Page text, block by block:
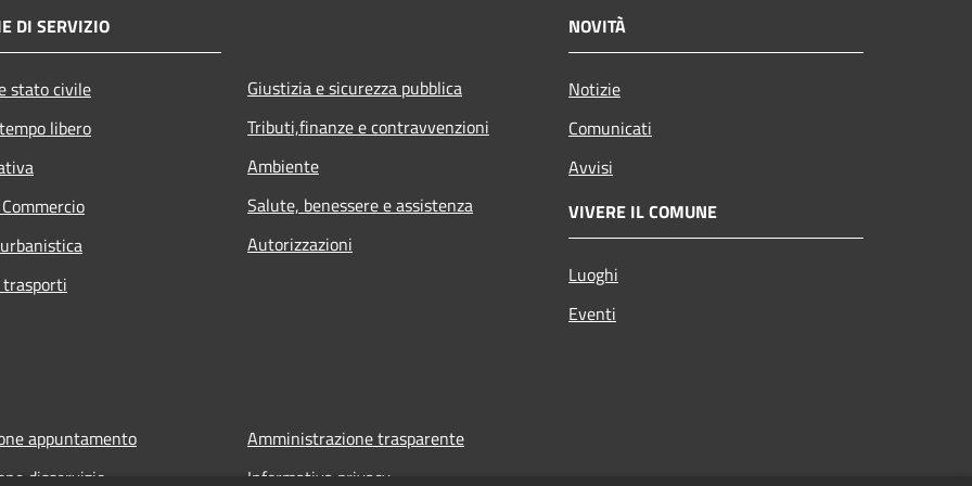
DI SERVIZIO
stato civile
libero
Giustizia e sicurezza pubblica
Tributi,finanze e contravvenzioni
Ambiente
Salute, benessere e assistenza
Autorizzazioni
NOVITÀ
Notizie
Comunicati
Avvisi
VIVERE IL COMUNE
Luoghi
Eventi
appuntamento
disservizio
Amministrazione trasparente
Informativa privacy